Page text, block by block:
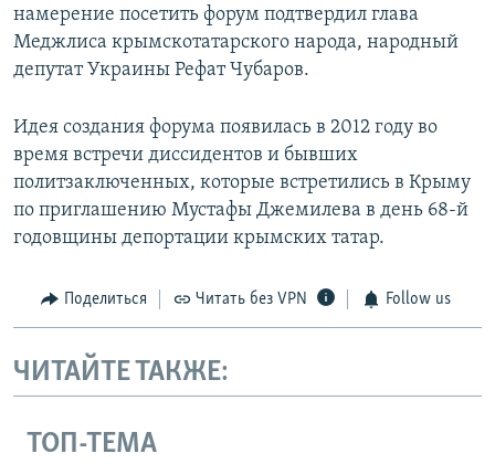
намерение посетить форум подтвердил глава
Меджлиса крымскотатарского народа, народный
депутат Украины Рефат Чубаров.
Идея создания форума появилась в 2012 году во
время встречи диссидентов и бывших
политзаключенных, которые встретились в Крыму
по приглашению Мустафы Джемилева в день 68-й
годовщины депортации крымских татар.
Поделиться Читать без VPN Follow us
ЧИТАЙТЕ ТАКЖЕ:
ТОП-ТЕМА